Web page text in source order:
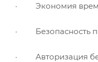
· Экономия
· Безопасность
· Авторизация без